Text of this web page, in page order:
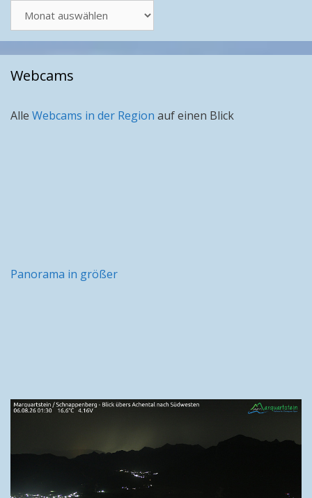
nach
Monat
Webcams
Alle Webcams in der Region auf einen Blick
Panorama in größer